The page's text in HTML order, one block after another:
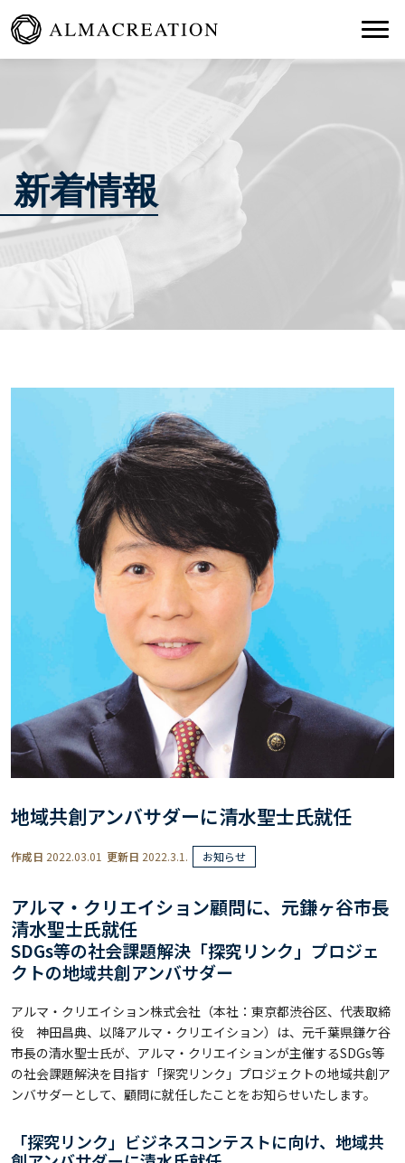
新着情報
地域共創アンバサダーに清水聖士氏就任
作成日 2022.03.01 更新日 2022.3.1. お知らせ
アルマ・クリエイション顧問に、元鎌ヶ谷市長
清水聖士氏就任
SDGs等の社会課題解決「探究リンク」プロジェ
クトの地域共創アンバサダー
アルマ・クリエイション株式会社（本社：東京都渋谷区、代表取締
役 神田昌典、以降アルマ・クリエイション）は、元千葉県鎌ケ谷
市長の清水聖士氏が、アルマ・クリエイションが主催するSDGs等
の社会課題解決を目指す「探究リンク」プロジェクトの地域共創ア
ンバサダーとして、顧問に就任したことをお知らせいたします。
「探究リンク」ビジネスコンテストに向け、地域共